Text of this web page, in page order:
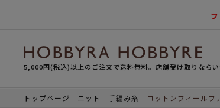
5,000円(税込)以上のご注文で送料無料。店舗受け取りならい
トップページ ニット 手編み糸 コットンフィールフ